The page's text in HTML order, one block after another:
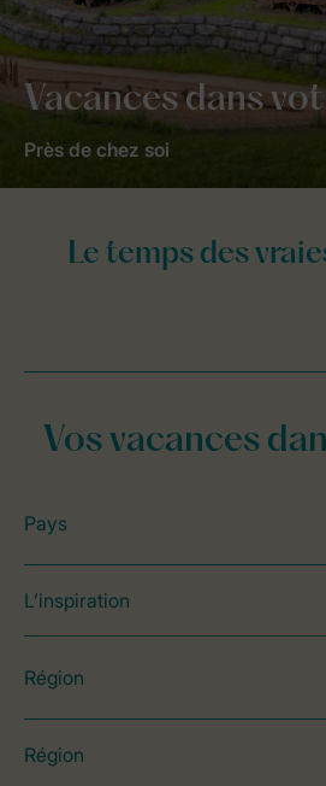
Vacances dans
Près de chez soi
Vos vacances
Pays
L’inspiration
Région
Région